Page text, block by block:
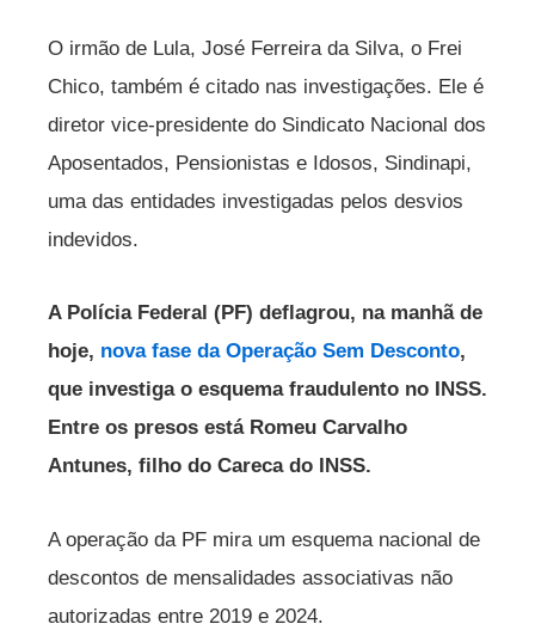
O irmão de Lula, José Ferreira da Silva, o Frei
Chico, também é citado nas investigações. Ele é
diretor vice-presidente do Sindicato Nacional dos
Aposentados, Pensionistas e Idosos, Sindinapi,
uma das entidades investigadas pelos desvios
indevidos.
A Polícia Federal (PF) deflagrou, na manhã de
hoje, nova fase da Operação Sem Desconto,
que investiga o esquema fraudulento no INSS.
Entre os presos está Romeu Carvalho
Antunes, filho do Careca do INSS.
A operação da PF mira um esquema nacional de
descontos de mensalidades associativas não
autorizadas entre 2019 e 2024.